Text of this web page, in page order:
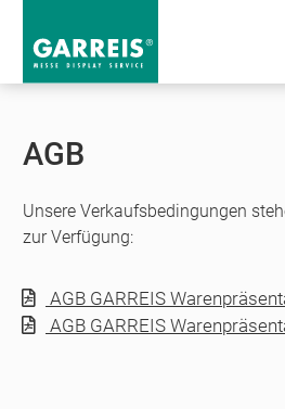
AGB
Unsere Verkaufsbedingungen
zur Verfügung:
AGB GARREIS
AGB GARREIS